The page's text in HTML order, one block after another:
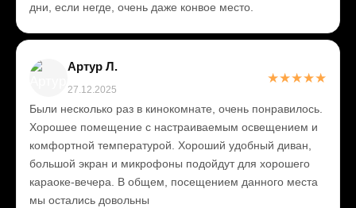
дни, если негде, очень даже конвое место.
Артур Л.
27.12.2025
★★★★★
Были несколько раз в кинокомнате, очень понравилось.
Хорошее помещение с настраиваемым освещением и
комфортной температурой. Хороший удобный диван,
большой экран и микрофоны подойдут для хорошего
караоке-вечера. В общем, посещением данного места
мы остались довольны